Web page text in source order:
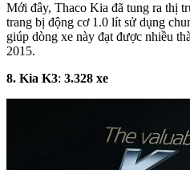
Mới đây, Thaco Kia đã tung ra thị
trang bị động cơ 1.0 lít sử dụng
giúp dòng xe này đạt được nhiều
2015.
8. Kia K3: 3.328 xe